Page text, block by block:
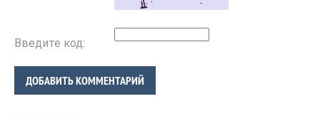
Введите код:
ДОБАВИТЬ КОММЕНТАРИЙ